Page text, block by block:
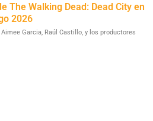
The Walking Dead: Dead City en
2026
Garcia, Raúl Castillo, y los productores